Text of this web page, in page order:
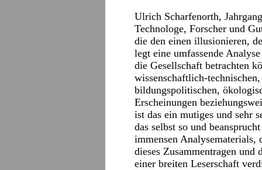
Ulrich Scharfenorth,
Technologe, Forscher und
die den einen illusionieren,
legt eine umfassende
die Gesellschaft betrachten
wissenschaftlich-
bildungspolitischen,
Erscheinungen
ist das ein mutiges und sehr
das selbst so und
immensen Analysematerials,
dieses Zusammentragen
einer breiten Leserschaft